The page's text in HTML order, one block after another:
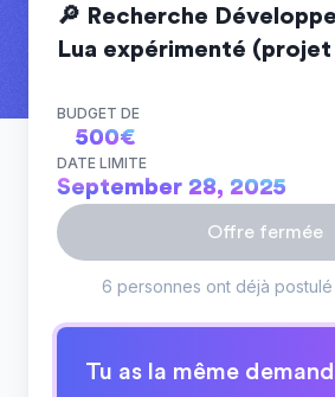
🔎 Recherche
Lua expérimenté (projet
BUDGET DE
500€
DATE LIMITE
September 28, 2025
Offre fermée
6 personnes ont déjà
Tu as la même